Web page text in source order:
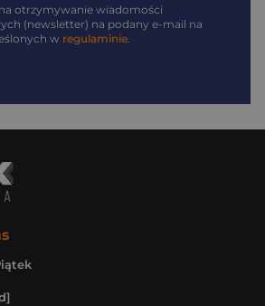
otrzymywanie wiadomości
(newsletter) na podany e-mail na
w regulaminie